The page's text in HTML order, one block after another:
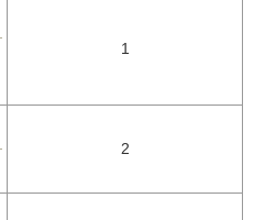
1
2